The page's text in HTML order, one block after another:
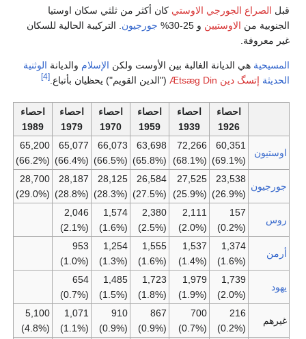
الجورجي الاوستيكان أكثر من ثلثي سكان اوستيا
منالاوستيينو 25-30% جورجيون. التركيبة الحالية للسكان
هي الديانة الغالبة بين الأوست ولكنالإسلاموالديانةالوثنية
إتسگ دين Ætsæg Din ("الدين القويم") يحظيان بأتباع.
احصاء
1939
احصاء
1959
احصاء
1970
احصاء
1979
احصاء
1989
72,266
63,698
(65.8%)
66,073
65,077
65,200
27,525
26,584
(27.5%)
28,125
28,187
28,700
(0.2%)
2,111
2,380
(2.5%)
1,574
2,046
1,374
1,537
1,555
(1.6%)
1,254
953
(2.0%)
1,979
1,723
(1.8%)
1,485
654
700
867
(0.9%)
910
1,071
5,100